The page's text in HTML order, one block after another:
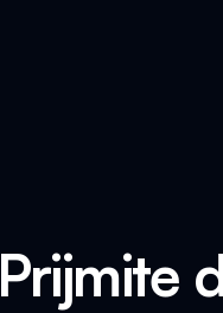
Prijmite